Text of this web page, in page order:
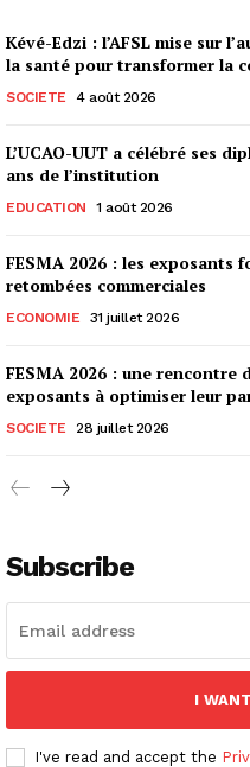
Kévé-Edzi : l’AFSL mise sur
la santé pour transformer la
SOCIETE 4 août 2026
L’UCAO-UUT a célébré ses
ans de l’institution
EDUCATION 1 août 2026
FESMA 2026 : les exposants
retombées commerciales
ECONOMIE 31 juillet 2026
FESMA 2026 : une
exposants à optimiser leur
SOCIETE 28 juillet 2026
Subscribe
I
I've read and accept the